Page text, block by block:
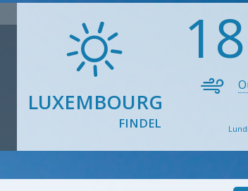
LUXEMBOURG
FINDEL
18